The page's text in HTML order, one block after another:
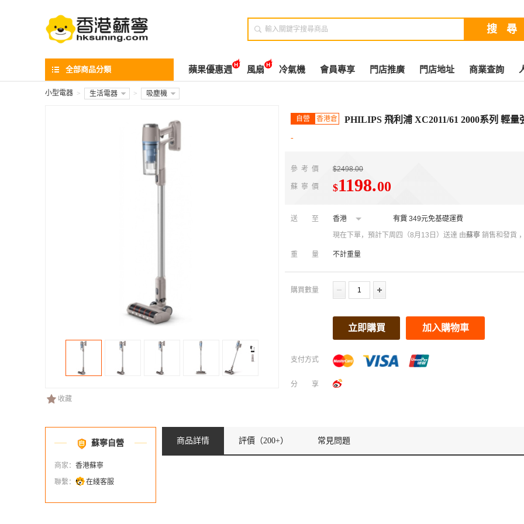

全部商品分類 蘋果優惠週 風扇 冷氣機 會員專享 門店推廣 門店地址 商業查詢
小型電器 > 生活電器 > 吸塵機
收藏
自營 香港倉 PHILIPS 飛利浦 XC2011/61 2000系列 輕量
-
參考價 $2498.00
蘇寧價 $1198.00
送至 香港 有貨 349元免基礎運費
現在下單，預計下周四（8月13日）送達 由蘇寧 銷售和發貨
重量 不計重量
購買數量
立即購買 加入購物車
支付方式
分享
蘇寧自營
商家： 香港蘇寧
聯繫：
在綫客服
商品詳情 評價 （200+） 常見問題